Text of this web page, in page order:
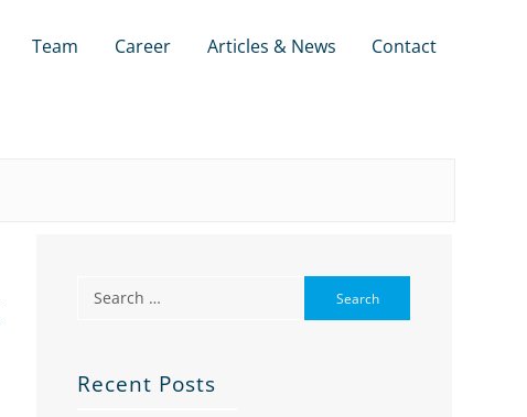
Team Career Articles & News Contact
Recent Posts